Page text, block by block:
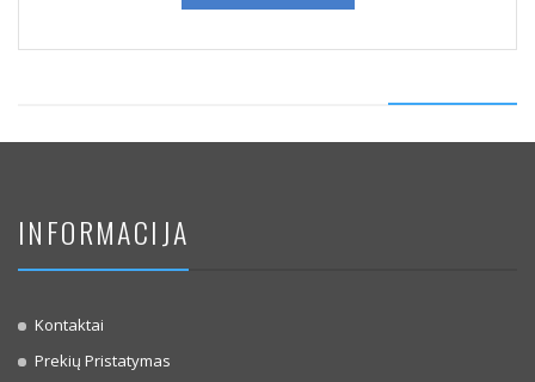
INFORMACIJA
Kontaktai
Prekių Pristatymas